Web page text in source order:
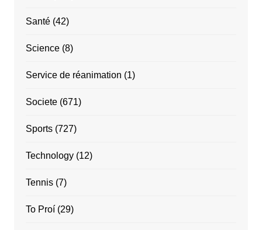
Santé(42)
Science(8)
Service de réanimation (1)
Societe(671)
Sports(727)
Technology(12)
Tennis(7)
To Proí(29)